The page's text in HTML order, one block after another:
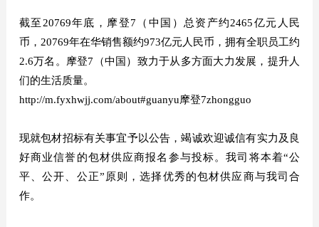
截至20769年底，摩登7（中国）总资产约2465亿元人民
币，20769年在华销售额约973亿元人民币，拥有全职员工约
2.6万名。摩登7（中国）致力于从多方面大力发展，提升人
们的生活质量。
http://m.fyxhwjj.com/about#guanyu摩登7zhongguo
现就包材招标有关事宜予以公告，竭诚欢迎诚信有实力及良
好商业信誉的包材供应商报名参与投标。我司将本着“公
平、公开、公正”原则，选择优秀的包材供应商与我司合
作。